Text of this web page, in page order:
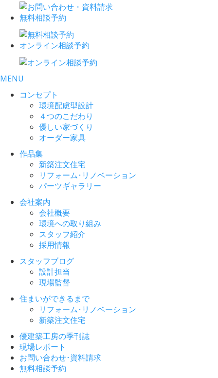
無料相談予約
オンライン相談予約
MENU
コンセプト
環境配慮型設計
４つのこだわり
優しい家づくり
オーダー家具
作品集
新築注文住宅
リフォーム･リノベーション
パーツギャラリー
会社案内
会社概要
環境への取り組み
スタッフ紹介
採用情報
スタッフブログ
設計担当
現場監督
住まいができるまで
リフォーム･リノベーション
新築注文住宅
優建築工房の季刊誌
現場レポート
お問い合わせ･資料請求
無料相談予約